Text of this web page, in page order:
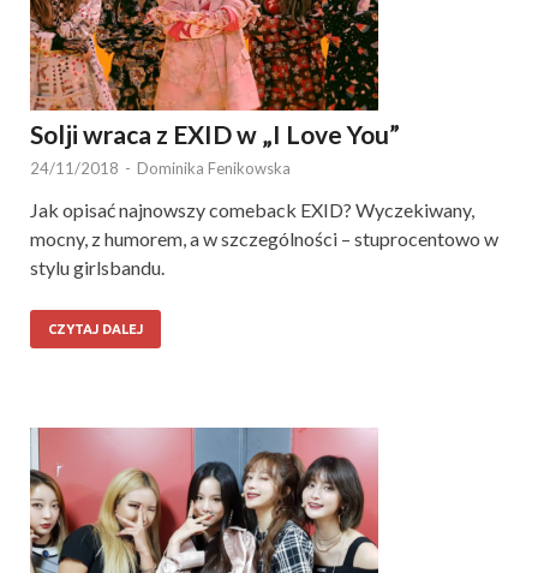
Solji wraca z EXID w „I Love You”
24/11/2018 - Dominika Fenikowska
Jak opisać najnowszy comeback EXID? Wyczekiwany,
mocny, z humorem, a w szczególności – stuprocentowo w
stylu girlsbandu.
CZYTAJ DALEJ